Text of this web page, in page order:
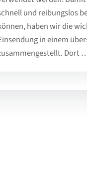
und reibungslos
haben wir die
in einem
Dort